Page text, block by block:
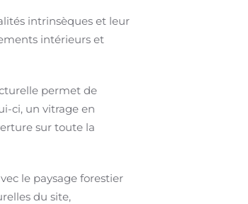
intrinsèques et leur
intérieurs et
permet de
ci, un vitrage en
sur toute la
le paysage forestier
du site,